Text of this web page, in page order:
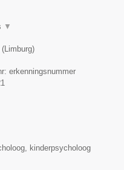
▼
(Limburg)
erkenningsnummer
kinderpsycholoog